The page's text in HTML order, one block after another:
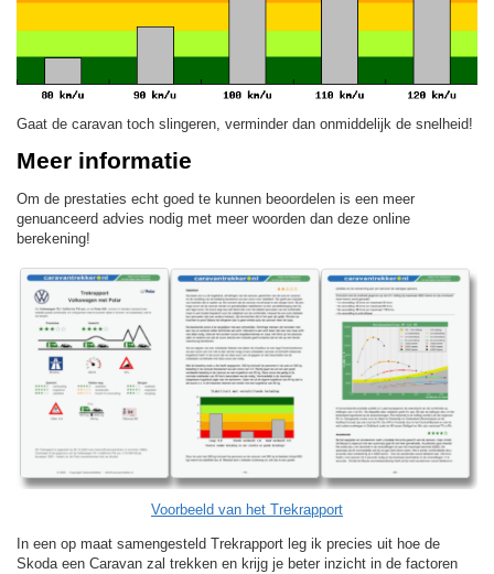
Gaat de caravan toch slingeren, verminder dan onmiddelijk de snelheid!
Meer informatie
Om de prestaties echt goed te kunnen beoordelen is een meer
genuanceerd advies nodig met meer woorden dan deze online
berekening!
Voorbeeld van het Trekrapport
In een op maat samengesteld Trekrapport leg ik precies uit hoe de
Skoda een Caravan zal trekken en krijg je beter inzicht in de factoren